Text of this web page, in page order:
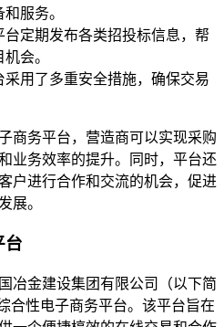
服务。
定期发布各类招投标信息，帮
会。
用了多重安全措施，确保交易
商务平台，营造商可以实现采购
业务效率的提升。同时，平台还
户进行合作和交流的机会，促进
展。
台
冶金建设集团有限公司（以下简
合性电子商务平台。该平台旨在